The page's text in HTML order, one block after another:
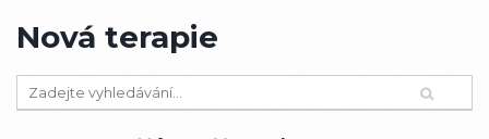
Nová terapie